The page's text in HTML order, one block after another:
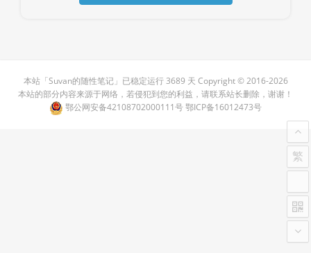
本站「Suvan的随性笔记」已稳定运行3689 天 Copyright ©2016-2026
本站的部分内容来源于网络，若侵犯到您的利益，请联系站长删除，谢谢！
鄂公网安备42108702000111号鄂ICP备16012473号
繁